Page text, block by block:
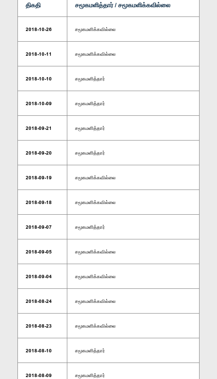
திகதி சமூகமளித்தார் / சமூகமளிக்கவில்லை
2018-10-26 சமூகமளிக்கவில்லை
2018-10-11 சமூகமளிக்கவில்லை
2018-10-10 சமூகமளித்தார்
2018-10-09 சமூகமளித்தார்
2018-09-21 சமூகமளித்தார்
2018-09-20 சமூகமளித்தார்
2018-09-19 சமூகமளிக்கவில்லை
2018-09-18 சமூகமளிக்கவில்லை
2018-09-07 சமூகமளித்தார்
2018-09-05 சமூகமளிக்கவில்லை
2018-09-04 சமூகமளிக்கவில்லை
2018-08-24 சமூகமளிக்கவில்லை
2018-08-23 சமூகமளிக்கவில்லை
2018-08-10 சமூகமளித்தார்
2018-08-09 சமூகமளித்தார்